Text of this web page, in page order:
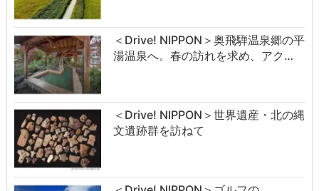
＜Drive! NIPPON＞奥飛騨温泉郷の平
湯温泉へ。春の訪れを求め、アク…
＜Drive! NIPPON＞世界遺産・北の縄
文遺跡群を訪ねて